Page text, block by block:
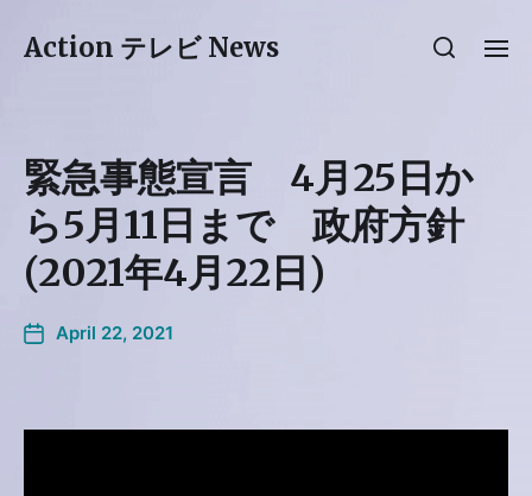
Action テレビ News
緊急事態宣言 4月25日か
ら5月11日まで 政府方針
(2021年4月22日)
April 22, 2021